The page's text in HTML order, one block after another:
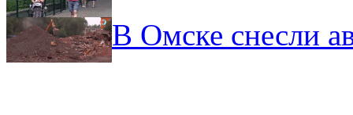
В Омске снесли